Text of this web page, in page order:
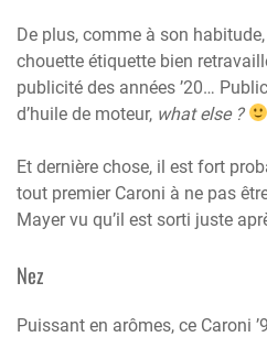
De plus, comme à son
chouette étiquette bien
publicité des années ’20…
d’huile de moteur, what else ?
Et dernière chose, il est fort
tout premier Caroni à ne pas
Mayer vu qu’il est sorti juste
Nez
Puissant en arômes, ce Caroni